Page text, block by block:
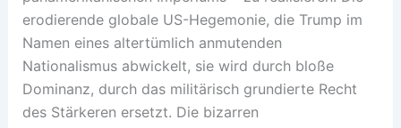
erodierende globale US-Hegemonie, die Trump im
Namen eines altertümlich anmutenden
Nationalismus abwickelt, sie wird durch bloße
Dominanz, durch das militärisch grundierte Recht
des Stärkeren ersetzt. Die bizarren